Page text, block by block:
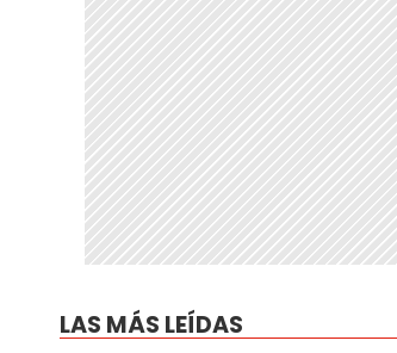
LAS MÁS LEÍDAS